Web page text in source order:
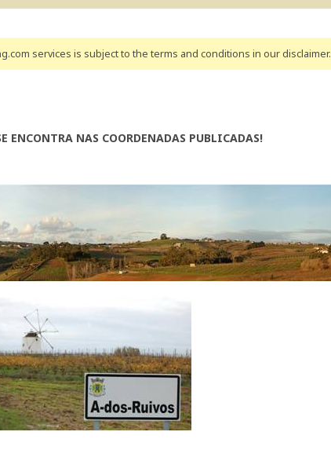
services is subject to the terms and conditions in our disclaimer.
ENCONTRA NAS COORDENADAS PUBLICADAS!